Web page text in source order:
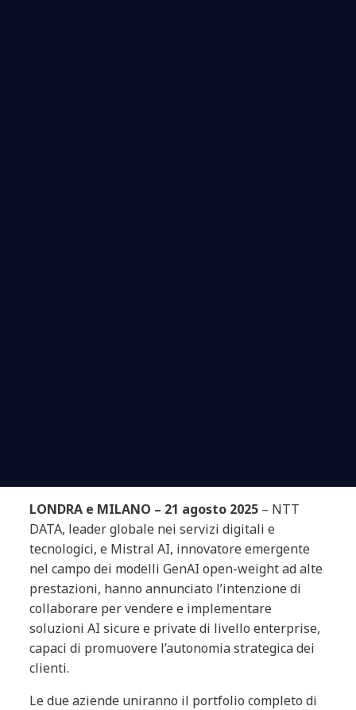
LONDRA e MILANO – 21 agosto 2025 – NTT
DATA, leader globale nei servizi digitali e
tecnologici, e Mistral AI, innovatore emergente
nel campo dei modelli GenAI open-weight ad alte
prestazioni, hanno annunciato l’intenzione di
collaborare per vendere e implementare
soluzioni AI sicure e private di livello enterprise,
capaci di promuovere l’autonomia strategica dei
clienti.
Le due aziende uniranno il portfolio completo di